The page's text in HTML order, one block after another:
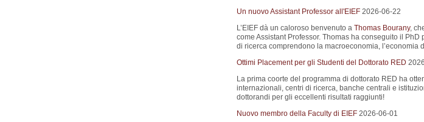
Un nuovo Assistant Professor all'EIEF 2026-06-22
L’EIEF dà un caloroso benvenuto a Thomas Bourany,
come Assistant Professor. Thomas ha conseguito il
di ricerca comprendono la macroeconomia, l’economia
Ottimi Placement per gli Studenti del Dottorato RED
La prima coorte del programma di dottorato RED ha
internazionali, centri di ricerca, banche centrali e
dottorandi per gli eccellenti risultati raggiunti!
Nuovo membro della Faculty di EIEF 2026-06-01